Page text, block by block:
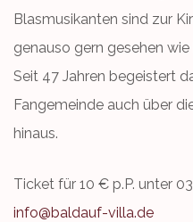
Blasmusikanten sind zur
genauso gern gesehen
Seit 47 Jahren begeistert
Fangemeinde auch über
hinaus.
Ticket für 10 € p.P. unter
info@baldauf-villa.de